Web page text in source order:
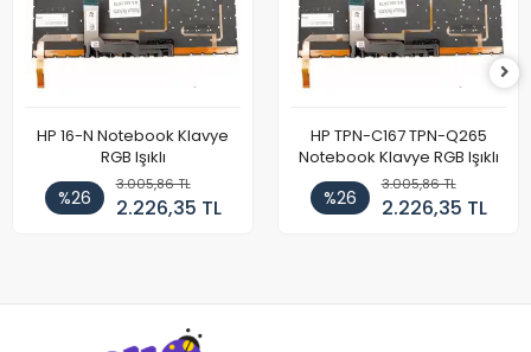
HP 16-N Notebook Klavye
RGB Işıklı
%26
3.005,86 TL
2.226,35 TL
HP TPN-C167 TPN-Q265
Notebook Klavye RGB Işıklı
%26
3.005,86 TL
2.226,35 TL